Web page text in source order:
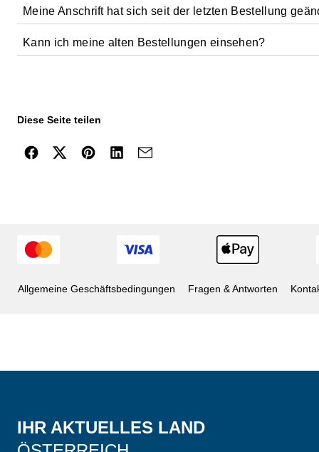
Produkte erhalten Endkunden beim Sanitärfachmann.
Diese Information befindet sich in der
Meine Anschrift hat sich seit der letzten Bestellung
Klicken Sie bitte auf der Hauptnavigation auf Geberit ID
Kann ich meine alten Bestellungen einsehen?
Diese Seite teilen
Allgemeine Geschäftsbedingungen Fragen & Antworten
IHR AKTUELLES LAND